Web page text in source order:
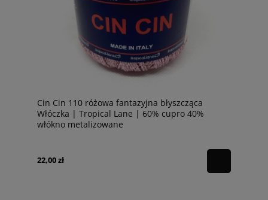
Cin Cin 110 różowa fantazyjna błyszcząca
Włóczka | Tropical Lane | 60% cupro 40%
włókno metalizowane
22,00 zł